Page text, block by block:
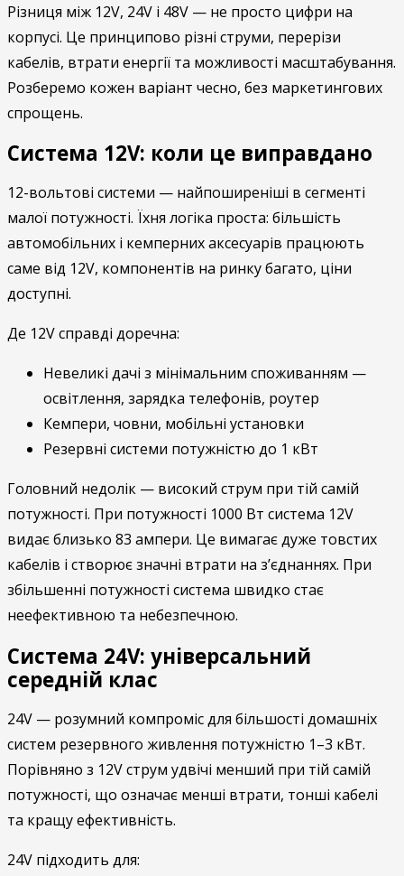
Різниця між 12V, 24V і 48V — не просто цифри на
корпусі. Це принципово різні струми, перерізи
кабелів, втрати енергії та можливості масштабування.
Розберемо кожен варіант чесно, без маркетингових
спрощень.
Система 12V: коли це виправдано
12-вольтові системи — найпоширеніші в сегменті
малої потужності. Їхня логіка проста: більшість
автомобільних і кемперних аксесуарів працюють
саме від 12V, компонентів на ринку багато, ціни
доступні.
Де 12V справді доречна:
Невеликі дачі з мінімальним споживанням —
освітлення, зарядка телефонів, роутер
Кемпери, човни, мобільні установки
Резервні системи потужністю до 1 кВт
Головний недолік — високий струм при тій самій
потужності. При потужності 1000 Вт система 12V
видає близько 83 ампери. Це вимагає дуже товстих
кабелів і створює значні втрати на з’єднаннях. При
збільшенні потужності система швидко стає
неефективною та небезпечною.
Система 24V: універсальний
середній клас
24V — розумний компроміс для більшості домашніх
систем резервного живлення потужністю 1–3 кВт.
Порівняно з 12V струм удвічі менший при тій самій
потужності, що означає менші втрати, тонші кабелі
та кращу ефективність.
24V підходить для: